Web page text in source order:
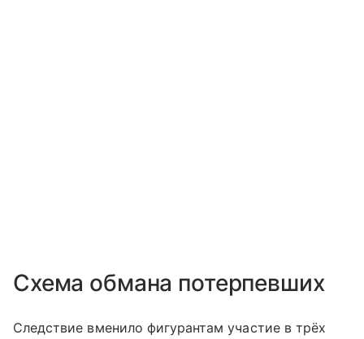
Схема обмана потерпевших
Следствие вменило фигурантам участие в трёх